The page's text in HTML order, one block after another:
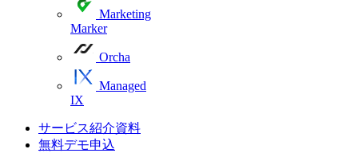
Marketing
Marker
Orcha
Managed
IX
サービス紹介資料
無料デモ申込